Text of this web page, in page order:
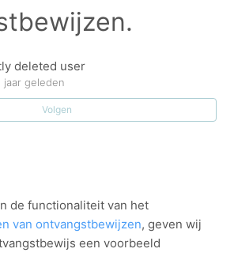
afvinken en automatisch inlezen
deleted user
jaar geleden
Volgen
de functionaliteit van het
van ontvangstbewijzen, geven wij
een voorbeeld